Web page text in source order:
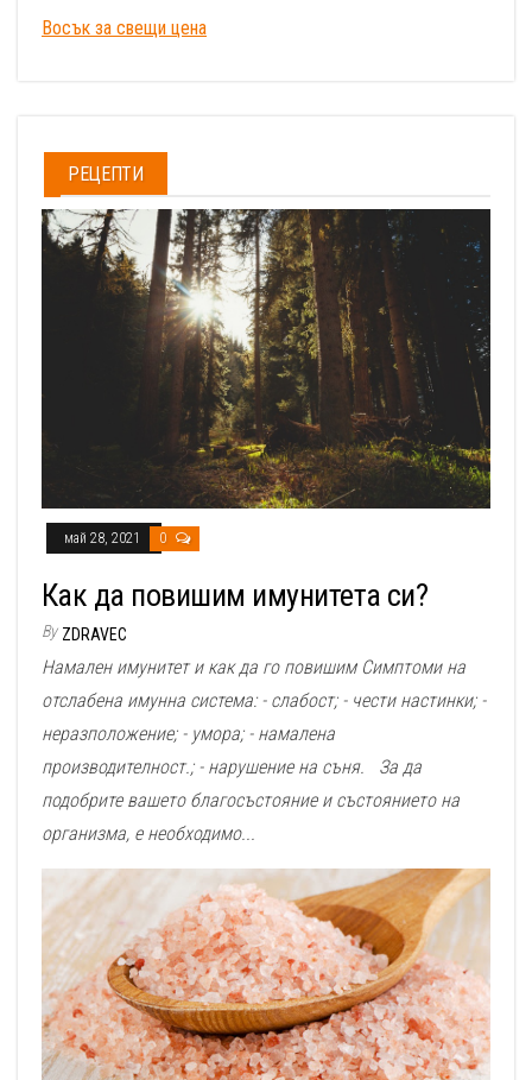
Восък за свещи цена
РЕЦЕПТИ
май 28, 2021 0
Как да повишим имунитета си?
By ZDRAVEC
Намален имунитет и как да го повишим Симптоми на
отслабена имунна система: - слабост; - чести настинки; -
неразположение; - умора; - намалена
производителност.; - нарушение на съня. За да
подобрите вашето благосъстояние и състоянието на
организма, е необходимо...